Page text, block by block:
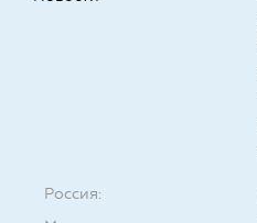
Россия: